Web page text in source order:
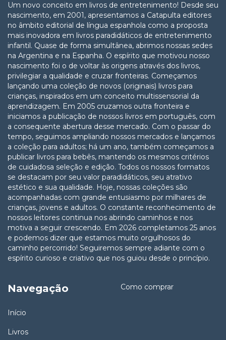
Um novo conceito em livros de entretenimento! Desde seu
nascimento, em 2001, apresentamos a Catapulta editores
no âmbito editorial de língua espanhola como a proposta
mais inovadora em livros paradidáticos de entretenimento
infantil. Quase de forma simultânea, abrimos nossas sedes
na Argentina e na Espanha. O espírito que motivou nosso
nascimento foi o de voltar às origens através dos livros,
privilegiar a qualidade e cruzar fronteiras. Começamos
lançando uma coleção de novos (originais) livros para
crianças, inspirados em um conceito multissensorial da
aprendizagem. Em 2005 cruzamos outra fronteira e
iniciamos a publicação de nossos livros em português, com
a consequente abertura desse mercado. Com o passar do
tempo, seguimos ampliando nossos mercados e lançamos
a coleção para adultos; há um ano, também começamos a
publicar livros para bebês, mantendo os mesmos critérios
de cuidadosa seleção e edição. Todos os nossos formatos
se destacam por seu valor paradidáticos, seu atrativo
estético e sua qualidade. Hoje, nossas coleções são
acompanhadas com grande entusiasmo por milhares de
crianças, jovens e adultos. O constante reconhecimento de
nossos leitores continua nos abrindo caminhos e nos
motiva a seguir crescendo. Em 2026 completamos 25 anos
e podemos dizer que estamos muito orgulhosos do
caminho percorrido! Seguiremos sempre adiante com o
espírito curioso e criativo que nos guiou desde o princípio.
Navegação
Início
Livros
Como comprar